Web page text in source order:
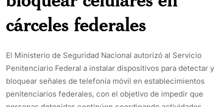
cárceles federales
El Ministerio de Seguridad Nacional autorizó al Servicio
Penitenciario Federal a instalar dispositivos para detectar y
bloquear señales de telefonía móvil en establecimientos
penitenciarios federales, con el objetivo de impedir que